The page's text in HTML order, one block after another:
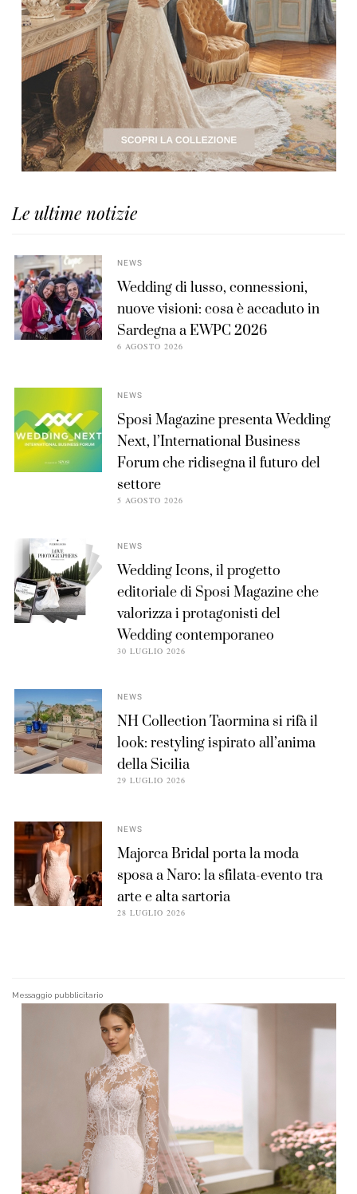
Le ultime notizie
NEWS
Wedding di lusso, connessioni,
nuove visioni: cosa è accaduto in
Sardegna a EWPC 2026
6 AGOSTO 2026
NEWS
Sposi Magazine presenta Wedding
Next, l’International Business
Forum che ridisegna il futuro del
settore
5 AGOSTO 2026
NEWS
Wedding Icons, il progetto
editoriale di Sposi Magazine che
valorizza i protagonisti del
Wedding contemporaneo
30 LUGLIO 2026
NEWS
NH Collection Taormina si rifà il
look: restyling ispirato all’anima
della Sicilia
29 LUGLIO 2026
NEWS
Majorca Bridal porta la moda
sposa a Naro: la sfilata-evento tra
arte e alta sartoria
28 LUGLIO 2026
Messaggio pubblicitario